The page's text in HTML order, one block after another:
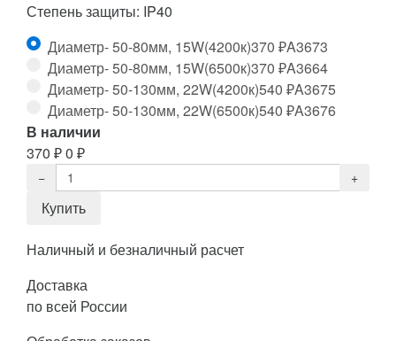
Степень защиты: IP40
Диаметр- 50-80мм, 15W(4200к)370 ₽A3673
Диаметр- 50-80мм, 15W(6500к)370 ₽A3664
Диаметр- 50-130мм, 22W(4200к)540 ₽A3675
Диаметр- 50-130мм, 22W(6500к)540 ₽A3676
В наличии
370 ₽0 ₽
Наличный и безналичный расчет
Доставка
по всей России